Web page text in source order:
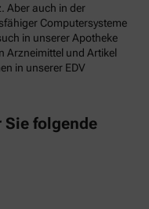
Aber auch in der
Computersysteme
in unserer Apotheke
Arzneimittel und Artikel
in unserer EDV
Sie folgende